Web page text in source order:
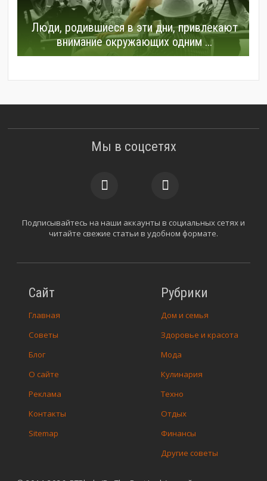
Люди, родившиеся в эти дни, привлекают
внимание окружающих одним ...
Сайт
Главная
Советы
Блог
О сайте
Реклама
Контакты
Sitemap
Рубрики
Дом и семья
Здоровье и красота
Мода
Кулинария
Техно
Отдых
Финансы
Другие советы
Мы в соцсетях
Подписывайтесь на наши аккаунты в социальных сетях и
читайте свежие статьи в удобном формате.